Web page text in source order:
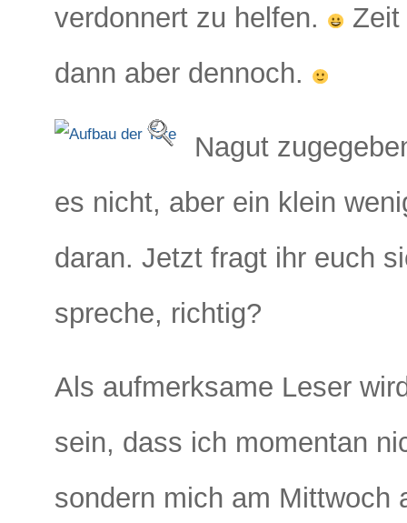
verdonnert zu helfen.
Zeit
dann aber dennoch.
Nagut
es nicht, aber ein klein
daran. Jetzt fragt ihr euch
spreche, richtig?
Als aufmerksame Leser
sein, dass ich momentan
sondern mich am Mittwoch